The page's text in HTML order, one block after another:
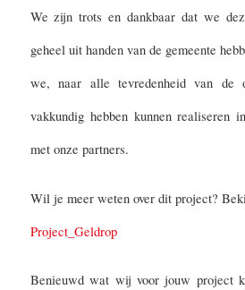
We zijn trots en dankbaar dat we
geheel uit handen van de gemeente
we, naar alle tevredenheid van de
vakkundig hebben kunnen realiseren
met onze partners.
Wil je meer weten over dit project?
Project_Geldrop
Benieuwd wat wij voor jouw project